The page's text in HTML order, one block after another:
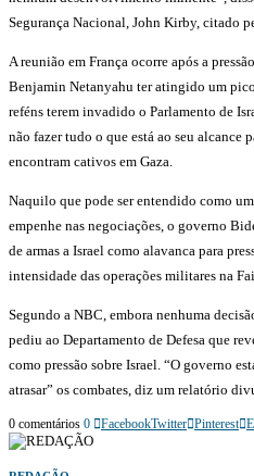
Segurança Nacional, John Kirby, citado
A reunião em França ocorre após a
Benjamin Netanyahu ter atingido um
reféns terem invadido o Parlamento de
não fazer tudo o que está ao seu alcance
encontram cativos em Gaza.
Naquilo que pode ser entendido como
empenhe nas negociações, o governo
de armas a Israel como alavanca para
intensidade das operações militares na
Segundo a NBC, embora nenhuma
pediu ao Departamento de Defesa que
como pressão sobre Israel. “O governo
atrasar” os combates, diz um relatório
0 comentários 0 FacebookTwitter Pinterest